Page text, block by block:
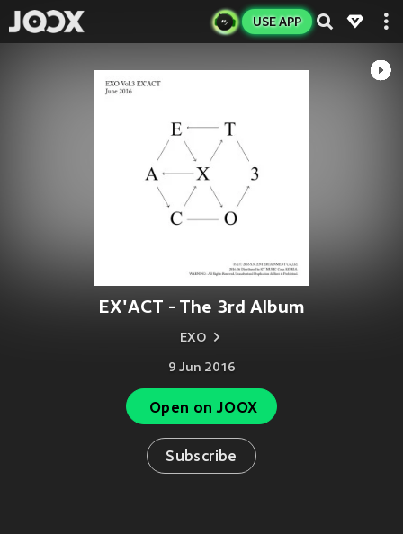
USE APP
EX'ACT - The 3rd Album
EXO
9 Jun 2016
Open on JOOX
Subscribe